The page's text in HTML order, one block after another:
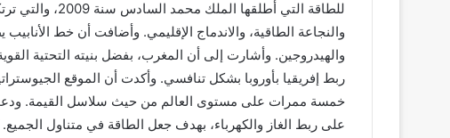
للطاقة التي
والنجاعة الطاقية، والاندماج الإقليمي. وأضافت أن خط الأنابيب
والهيدروجين. وأشارت إلى أن المغرب، بفضل بنيته التحتية
ربط إفريقيا بأوروبا بشكل تنافسي. وأكدت أن الموقع
خمسة ممرات على مستوى العالم من حيث سلاسل القيمة. ودعت
على ربط الغاز والكهرباء، بهدف جعل الطاقة في متناول